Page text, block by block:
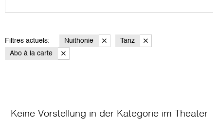
Filtres actuels: Nuithonie
Tanz
Abo à la carte
Keine Vorstellung in der Kategorie im Theater